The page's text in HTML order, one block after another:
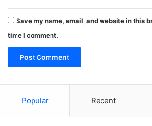
Save my name, email, and website in this
time I comment.
Popular Recent